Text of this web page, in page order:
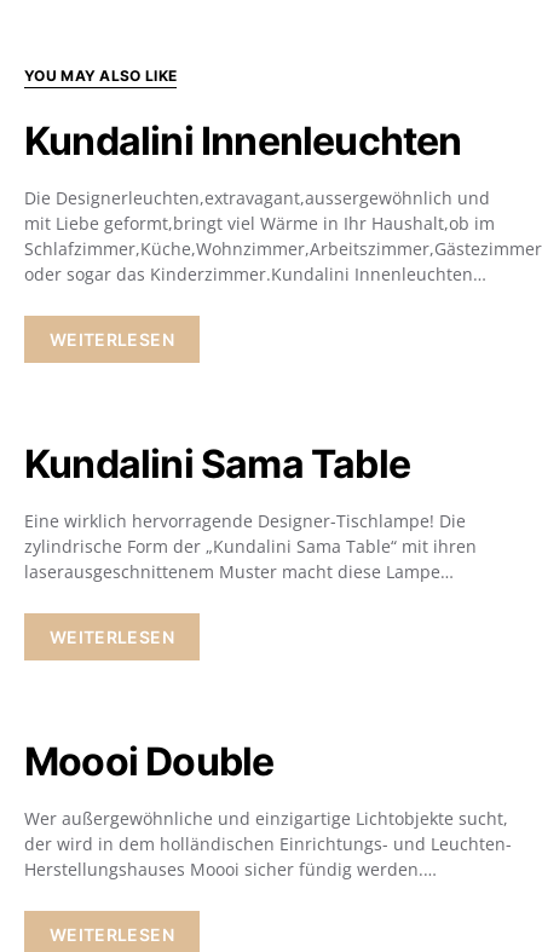
YOU MAY ALSO LIKE
Kundalini Innenleuchten
Die Designerleuchten,extravagant,aussergewöhnlich und
mit Liebe geformt,bringt viel Wärme in Ihr Haushalt,ob im
Schlafzimmer,Küche,Wohnzimmer,Arbeitszimmer,Gästezimmer
oder sogar das Kinderzimmer.Kundalini Innenleuchten…
WEITERLESEN
Kundalini Sama Table
Eine wirklich hervorragende Designer-Tischlampe! Die
zylindrische Form der „Kundalini Sama Table“ mit ihren
laserausgeschnittenem Muster macht diese Lampe…
WEITERLESEN
Moooi Double
Wer außergewöhnliche und einzigartige Lichtobjekte sucht,
der wird in dem holländischen Einrichtungs- und Leuchten-
Herstellungshauses Moooi sicher fündig werden.…
WEITERLESEN